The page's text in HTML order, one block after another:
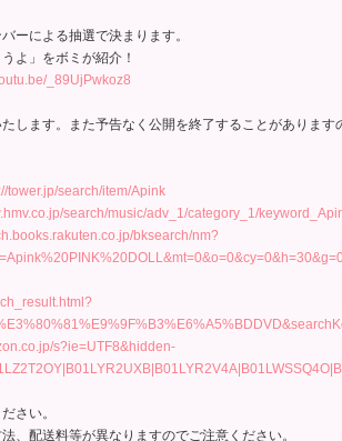
ーによる抽選で決まります。
よ」をボミが紹介！
_89UjPwkoz8
します。また予告なく公開を終了することがあります
tower.jp/search/item/Apink
search/music/adv_1/category_1/
bksearch/nm?
s?ie=UTF8&hidden-
さい。
、配送料等が異なりますのでご注意ください。